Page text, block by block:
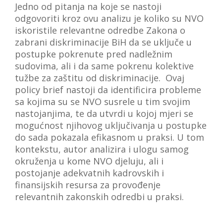
Jedno od pitanja na koje se nastoji
odgovoriti kroz ovu analizu je koliko su NVO
iskoristile relevantne odredbe Zakona o
zabrani diskriminacije BiH da se uključe u
postupke pokrenute pred nadležnim
sudovima, ali i da same pokrenu kolektive
tužbe za zaštitu od diskriminacije. Ovaj
policy brief nastoji da identificira probleme
sa kojima su se NVO susrele u tim svojim
nastojanjima, te da utvrdi u kojoj mjeri se
mogućnost njihovog uključivanja u postupke
do sada pokazala efikasnom u praksi. U tom
kontekstu, autor analizira i ulogu samog
okruženja u kome NVO djeluju, ali i
postojanje adekvatnih kadrovskih i
finansijskih resursa za provođenje
relevantnih zakonskih odredbi u praksi.